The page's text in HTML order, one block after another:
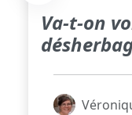
Va-t-on